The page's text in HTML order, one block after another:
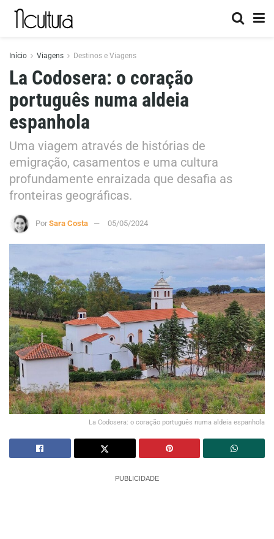
Início Viagens Destinos e Viagens
La Codosera: o coração
português numa aldeia
espanhola
Uma viagem através de histórias de
emigração, casamentos e uma cultura
profundamente enraizada que desafia as
fronteiras geográficas.
Por Sara Costa 05/05/2024
La Codosera: o coração português numa aldeia espanhola
PUBLICIDADE